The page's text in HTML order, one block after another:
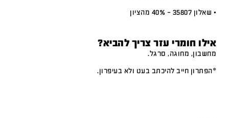
• שאלון 35807 – 40% מהציון
אילו חומרי עזר צריך להביא?
מחשבון, מחוגה, סרגל.
*הפתרון חייב להיכתב בעט ולא בעיפרון.